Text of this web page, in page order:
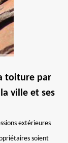
toiture par
ville et ses
extérieures
soient